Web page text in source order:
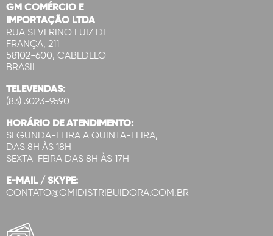
GM COMÉRCIO E
IMPORTAÇÃO LTDA
RUA SEVERINO LUIZ DE
FRANÇA, 211
58102-600, CABEDELO
BRASIL
TELEVENDAS:
(83) 3023-9590
HORÁRIO DE ATENDIMENTO:
SEGUNDA-FEIRA A QUINTA-FEIRA,
DAS 8H ÀS 18H
SEXTA-FEIRA DAS 8H ÀS 17H
E-MAIL / SKYPE:
CONTATO@GMIDISTRIBUIDORA.COM.BR